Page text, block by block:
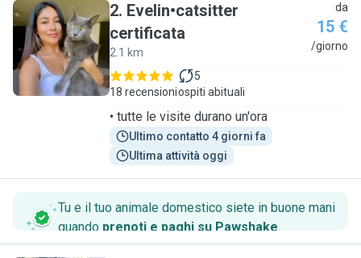
E
2. Evelin•catsitter
certificata
2.1 km
da
15 €
/giorno
18 recensioni
5
ospiti abituali
• tutte le visite durano un'ora
Ultimo contatto 4 giorni fa
Ultima attività oggi
Tu e il tuo animale domestico siete in buone mani
quando prenoti e paghi su Pawshake.